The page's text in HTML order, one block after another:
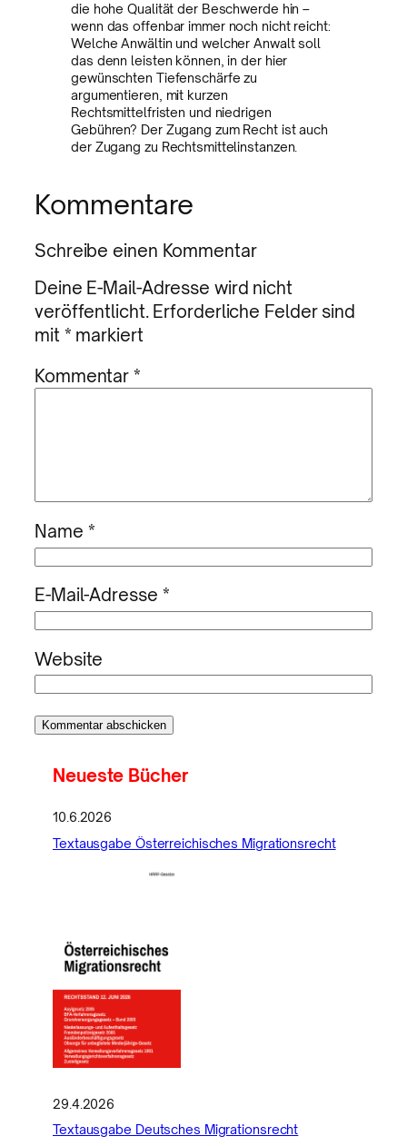
die hohe Qualität der Beschwerde hin –
wenn das offenbar immer noch nicht reicht:
Welche Anwältin und welcher Anwalt soll
das denn leisten können, in der hier
gewünschten Tiefenschärfe zu
argumentieren, mit kurzen
Rechtsmittelfristen und niedrigen
Gebühren? Der Zugang zum Recht ist auch
der Zugang zu Rechtsmittelinstanzen.
Kommentare
Schreibe einen Kommentar
Deine E-Mail-Adresse wird nicht
veröffentlicht. Erforderliche Felder sind
mit * markiert
Kommentar*
Name *
E-Mail-Adresse *
Website
Neueste Bücher
10.6.2026
Textausgabe Österreichisches Migrationsrecht
29.4.2026
Textausgabe Deutsches Migrationsrecht